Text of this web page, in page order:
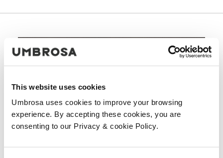
This website uses cookies
Umbrosa uses cookies to improve your browsing
experience. By accepting these cookies, you are
consenting to our Privacy & cookie Policy.